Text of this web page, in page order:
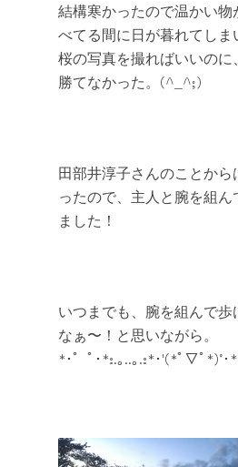
結構寒かったので温かい物
べてる間に日が暮れてし
桜の写真を撮ればいいのに
勝てなかった。(^_^;)
田部井淳子さんのことか
ったので、主人と腕を組ん
ました！
いつまでも、腕を組んで
なぁ〜！と思いながら。
*･゜ﾟ･*:.｡..｡.:*･'(*ﾟ▽ﾟ*)’･